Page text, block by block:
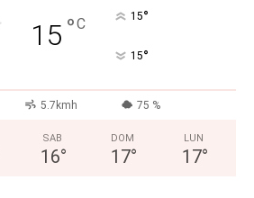
15 °C 15°
15°
5.7kmh 75 %
SAB
16°
DOM
17°
LUN
17°